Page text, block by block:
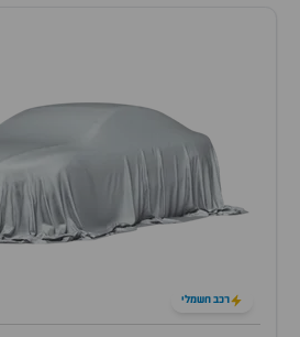
רכב חשמלי